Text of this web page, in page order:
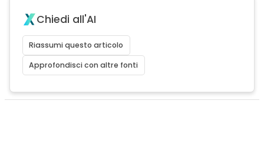
Chiedi all'AI
Riassumi questo articolo
Approfondisci con altre fonti